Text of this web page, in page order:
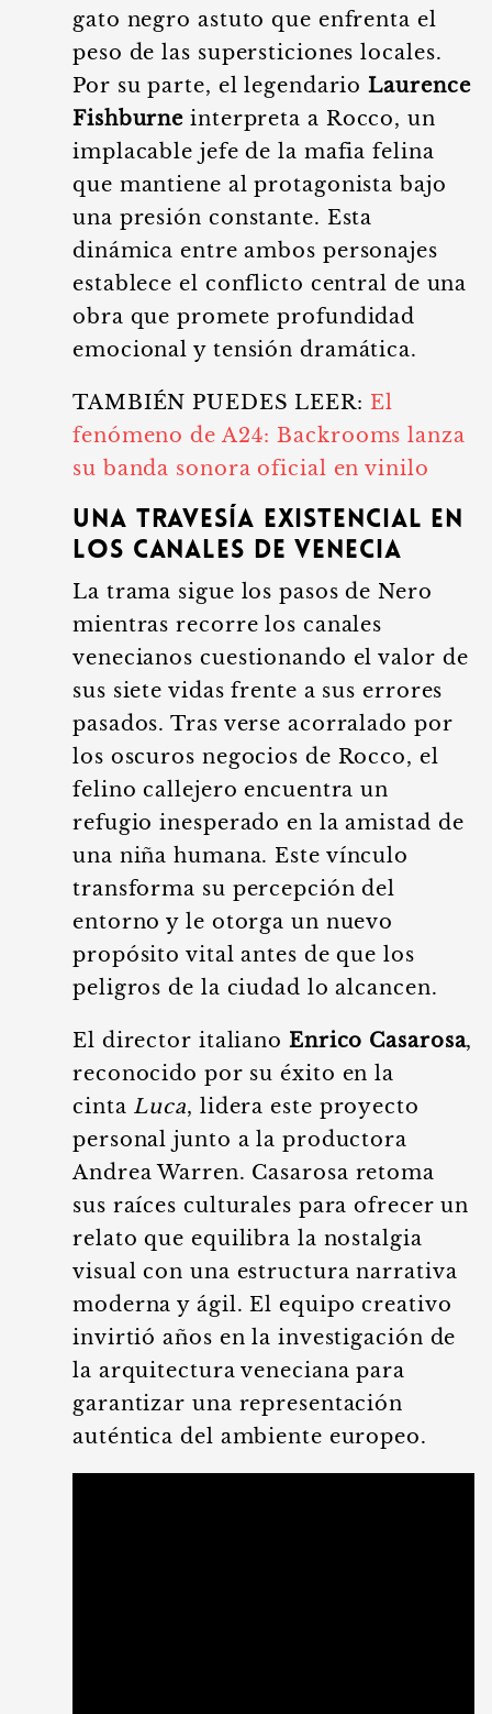
gato negro astuto que enfrenta el
peso de las supersticiones locales.
Por su parte, el legendarioLaurence
Fishburne interpreta a Rocco, un
implacable jefe de la mafia felina
que mantiene al protagonista bajo
una presión constante. Esta
dinámica entre ambos personajes
establece el conflicto central de una
obra que promete profundidad
emocional y tensión dramática.
TAMBIÉN PUEDES LEER: El
fenómeno de A24: Backrooms lanza
su banda sonora oficial en vinilo
Una travesía existencial en
los canales de Venecia
La trama sigue los pasos de Nero
mientras recorre los canales
venecianos cuestionando el valor de
sus siete vidas frente a sus errores
pasados. Tras verse acorralado por
los oscuros negocios de Rocco, el
felino callejero encuentra un
refugio inesperado en la amistad de
una niña humana. Este vínculo
transforma su percepción del
entorno y le otorga un nuevo
propósito vital antes de que los
peligros de la ciudad lo alcancen.
El director italiano Enrico Casarosa,
reconocido por su éxito en la
cinta Luca, lidera este proyecto
personal junto a la productora
Andrea Warren. Casarosa retoma
sus raíces culturales para ofrecer un
relato que equilibra la nostalgia
visual con una estructura narrativa
moderna y ágil. El equipo creativo
invirtió años en la investigación de
la arquitectura veneciana para
garantizar una representación
auténtica del ambiente europeo.